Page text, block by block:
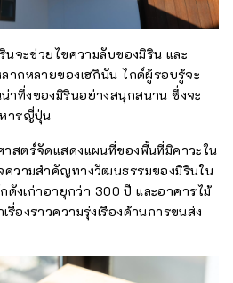
นจะช่วยไขความลับของมิริน และ
ากหลายของเฮกินัน ไกด์ผู้รอบรู้จะ
าทึ่งของมิรินอย่างสนุกสนาน ซึ่งจะ
หารญี่ปุ่น
สตร์จัดแสดงแผนที่ของพื้นที่มิคาวะใน
ความสำคัญทางวัฒนธรรมของมิรินใน
กดังเก่าอายุกว่า 300 ปี และอาคารไม้
รื่องราวความรุ่งเรืองด้านการขนส่ง